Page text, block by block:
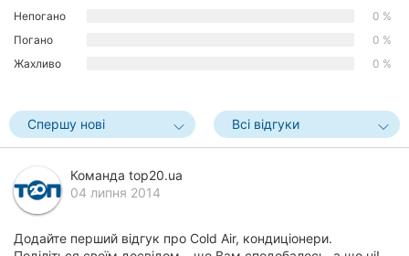
Миколаїв
Херсон
Чернігів
Черкаси
Чернівці
Непогано
0 %
Погано
0 %
Жахливо
0 %
Спершу нові Всі відгуки
Команда top20.ua
04 липня 2014
Додайте перший відгук про Cold Air, кондиціонери.